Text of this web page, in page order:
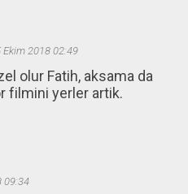
Ekim 2018 02:49
olur Fatih, aksama da
filmini yerler artik.
09:34